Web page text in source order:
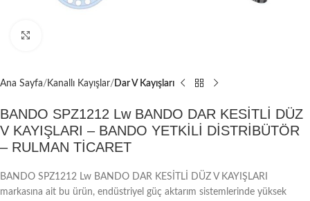
Ana Sayfa Kanallı Kayışlar Dar V Kayışları
BANDO SPZ1212 Lw BANDO DAR KESİTLİ DÜZ
V KAYIŞLARI – BANDO YETKİLİ DİSTRİBÜTÖR
– RULMAN TİCARET
BANDO SPZ1212 Lw BANDO DAR KESİTLİ DÜZ V KAYIŞLARI
markasına ait bu ürün, endüstriyel güç aktarım sistemlerinde yüksek